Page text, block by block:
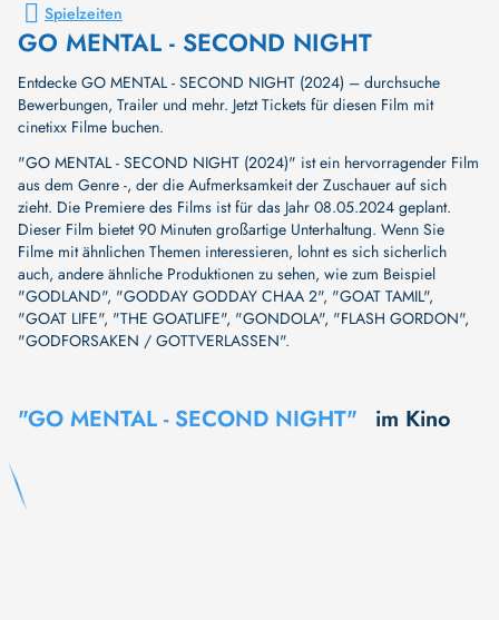
Spielzeiten
GO MENTAL - SECOND NIGHT
Entdecke GO MENTAL - SECOND NIGHT (2024) – durchsuche
Bewerbungen, Trailer und mehr. Jetzt Tickets für diesen Film mit
cinetixx Filme buchen.
"GO MENTAL - SECOND NIGHT (2024)" ist ein hervorragender Film
aus dem Genre -, der die Aufmerksamkeit der Zuschauer auf sich
zieht. Die Premiere des Films ist für das Jahr 08.05.2024 geplant.
Dieser Film bietet 90 Minuten großartige Unterhaltung. Wenn Sie
Filme mit ähnlichen Themen interessieren, lohnt es sich sicherlich
auch, andere ähnliche Produktionen zu sehen, wie zum Beispiel
"GODLAND", "GODDAY GODDAY CHAA 2", "GOAT TAMIL",
"GOAT LIFE", "THE GOATLIFE", "GONDOLA", "FLASH GORDON",
"GODFORSAKEN / GOTTVERLASSEN".
"GO MENTAL - SECOND NIGHT" im Kino